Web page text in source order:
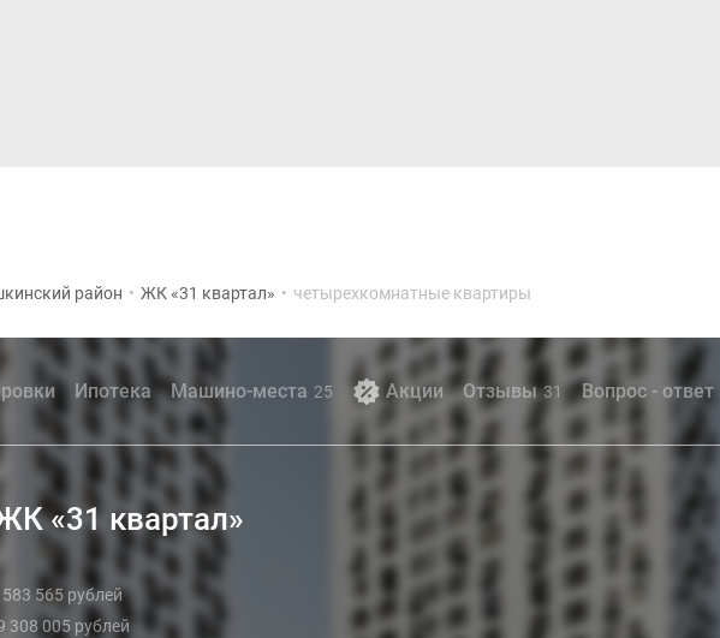
район • ЖК «31 квартал» • четырехкомнатные квартиры
Ипотека Машино-места 25 Акции Отзывы 31 Вопрос - ответ
«31 квартал»
565 рублей
308 005 рублей